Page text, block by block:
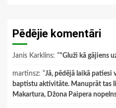
Pēdējie komentāri
Janis Karklins: “"Gluži kā gājiens
martinsz: “Jā, pēdējā laikā patiesi
baptistu aktivitāte. Manuprāt tas
Makartura, Džona Paipera